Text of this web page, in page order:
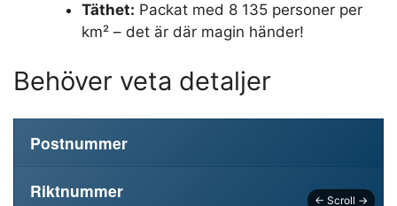
Täthet: Packat med 8 135 personer per
km² – det är där magin händer!
Behöver veta detaljer
Postnummer
Riktnummer